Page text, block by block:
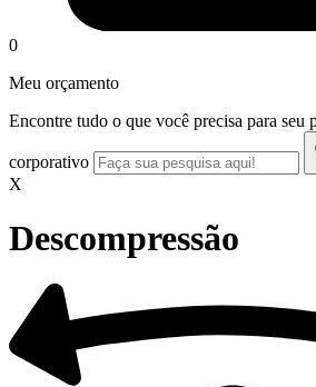
0
Meu orçamento
Encontre tudo o que você precisa para seu
corporativo
X
Descompressão